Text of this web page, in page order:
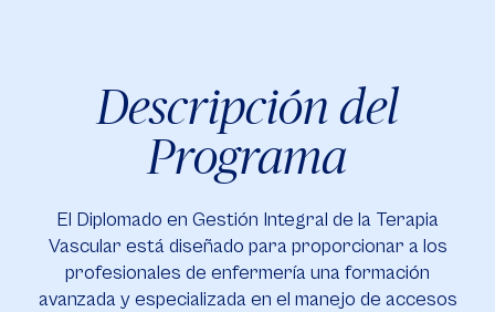
Descripción del
Programa
El Diplomado en Gestión Integral de la Terapia
Vascular está diseñado para proporcionar a los
profesionales de enfermería una formación
avanzada y especializada en el manejo de accesos